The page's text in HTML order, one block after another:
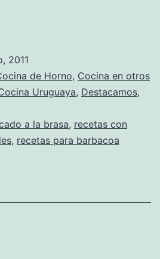
2011
de Horno, Cocina en otros
Uruguaya, Destacamos,
a la brasa, recetas con
, recetas para barbacoa